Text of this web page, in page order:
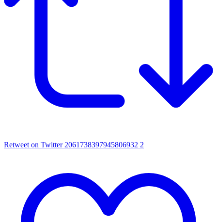
Retweet on Twitter 2061738397945806932 2